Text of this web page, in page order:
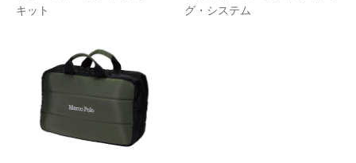
キット
グ・システム